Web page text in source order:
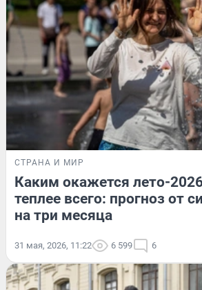
СТРАНА И МИР
Каким окажется лето-
теплее всего: прогноз от
на три месяца
31 мая, 2026, 11:22 6 599 6